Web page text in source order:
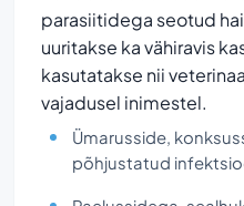
parasiitidega seotud
uuritakse ka vähiravis
kasutatakse nii
vajadusel inimestel.
Ümarusside,
põhjustatud